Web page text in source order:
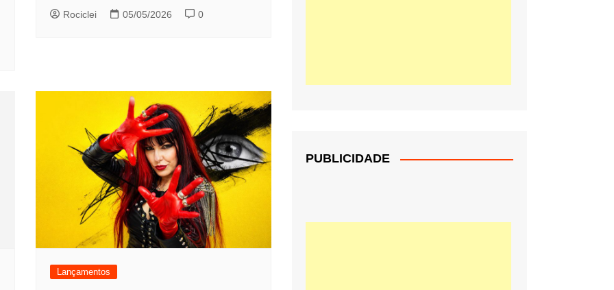
Rociclei 05/05/2026 0
Lançamentos
PUBLICIDADE